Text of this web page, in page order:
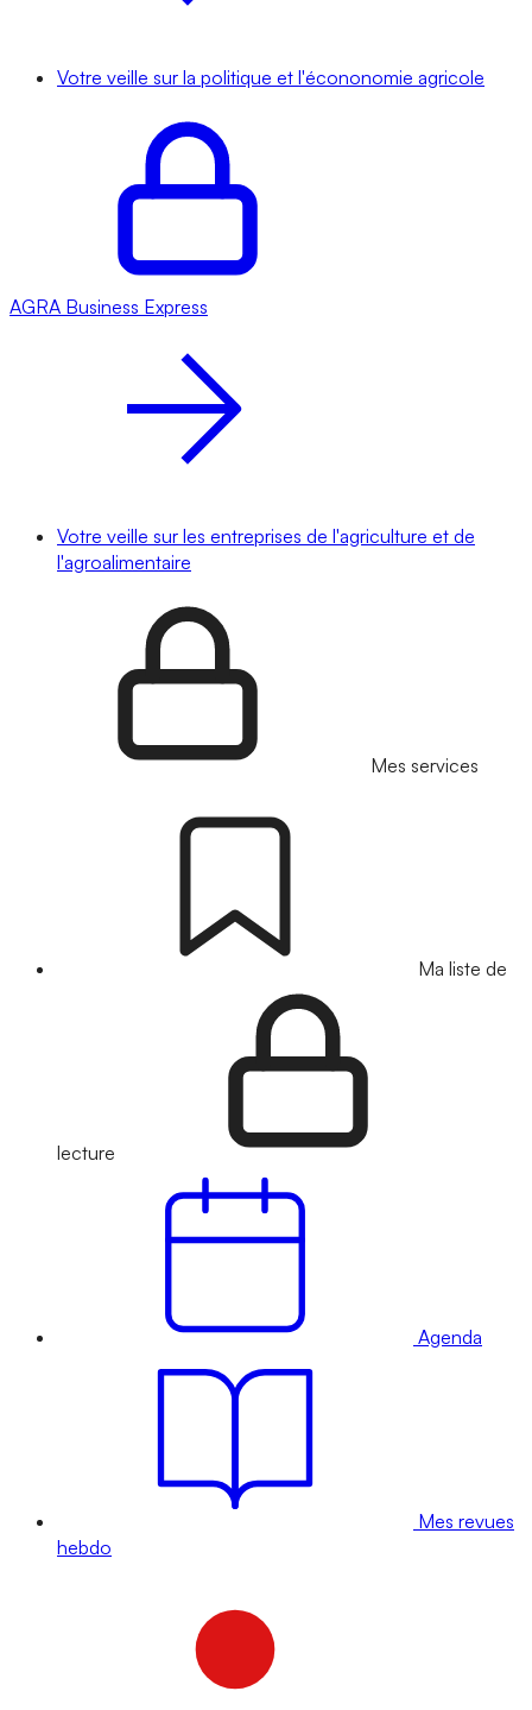
Votre veille sur la politique et l'écononomie agricole
AGRA Business Express
Votre veille sur les entreprises de l'agriculture et de
l'agroalimentaire
Mes services
Ma liste de
lecture
Agenda
Mes revues
hebdo